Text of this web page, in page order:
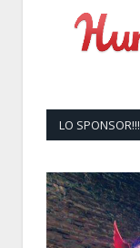
LO SPONSOR!!!